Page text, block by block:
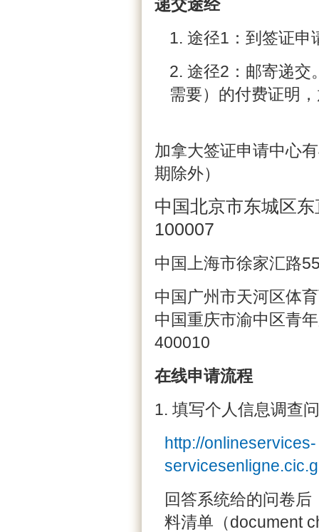
递交途经
1. 途径1：到签证申
2. 途径2：邮寄递交
需要）的付费证明
加拿大签证申请中心
期除外）
中国北京市东城区
100007
中国上海市徐家汇路
中国广州市天河区体
中国重庆市渝中区青
400010
在线申请流程
1. 填写个人信息调查
http://onlineservices-
回答系统给的问卷
料清单（document